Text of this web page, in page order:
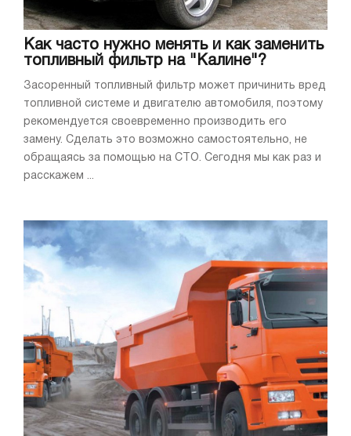
Как часто нужно менять и как заменить
топливный фильтр на "Калине"?
Засоренный топливный фильтр может причинить вред
топливной системе и двигателю автомобиля, поэтому
рекомендуется своевременно производить его
замену. Сделать это возможно самостоятельно, не
обращаясь за помощью на СТО. Сегодня мы как раз и
расскажем ...